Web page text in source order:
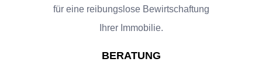
für eine reibungslose Bewirtschaftung
Ihrer Immobilie.
BERATUNG